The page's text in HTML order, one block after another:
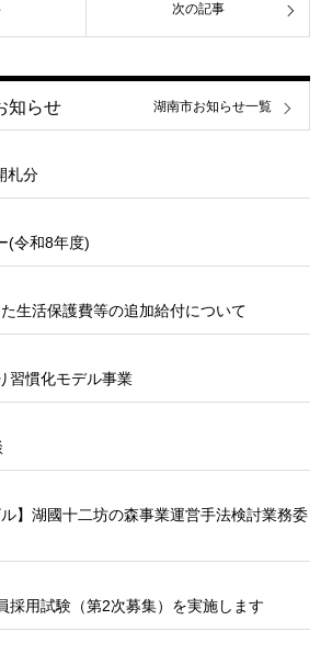
次の記事
知らせ
札分
(令和8年度)
生活保護費等の追加給付について
習慣化モデル事業
ル】湖國十二坊の森事業運営手法検討業務委
採用試験（第2次募集）を実施します
湖南市お知らせ一覧